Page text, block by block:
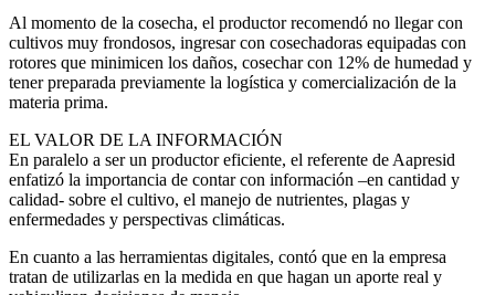
Al momento de la cosecha, el productor recomendó no llegar con
cultivos muy frondosos, ingresar con cosechadoras equipadas con
rotores que minimicen los daños, cosechar con 12% de humedad y
tener preparada previamente la logística y comercialización de la
materia prima.
EL VALOR DE LA INFORMACIÓN
En paralelo a ser un productor eficiente, el referente de Aapresid
enfatizó la importancia de contar con información –en cantidad y
calidad- sobre el cultivo, el manejo de nutrientes, plagas y
enfermedades y perspectivas climáticas.
En cuanto a las herramientas digitales, contó que en la empresa
tratan de utilizarlas en la medida en que hagan un aporte real y